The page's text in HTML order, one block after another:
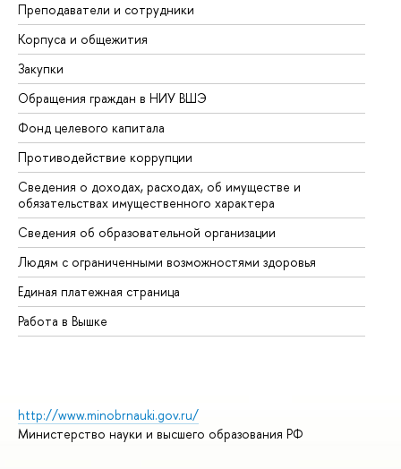
Преподаватели и сотрудники
Корпуса и общежития
Закупки
Обращения граждан в НИУ ВШЭ
Фонд целевого капитала
Противодействие коррупции
Сведения о доходах, расходах, об имуществе и
обязательствах имущественного характера
Сведения об образовательной организации
Людям с ограниченными возможностями здоровья
Единая платежная страница
Работа в Вышке
http://www.minobrnauki.gov.ru/
Министерство науки и высшего образования РФ